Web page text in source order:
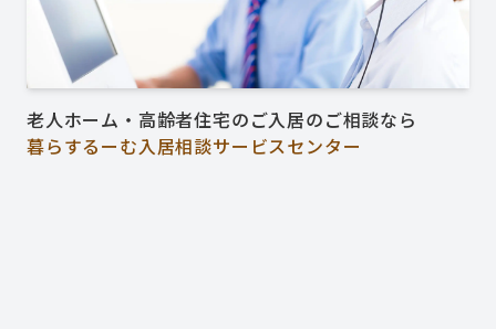
老人ホーム・高齢者住宅のご入居のご相談なら
暮らするーむ入居相談サービスセンター